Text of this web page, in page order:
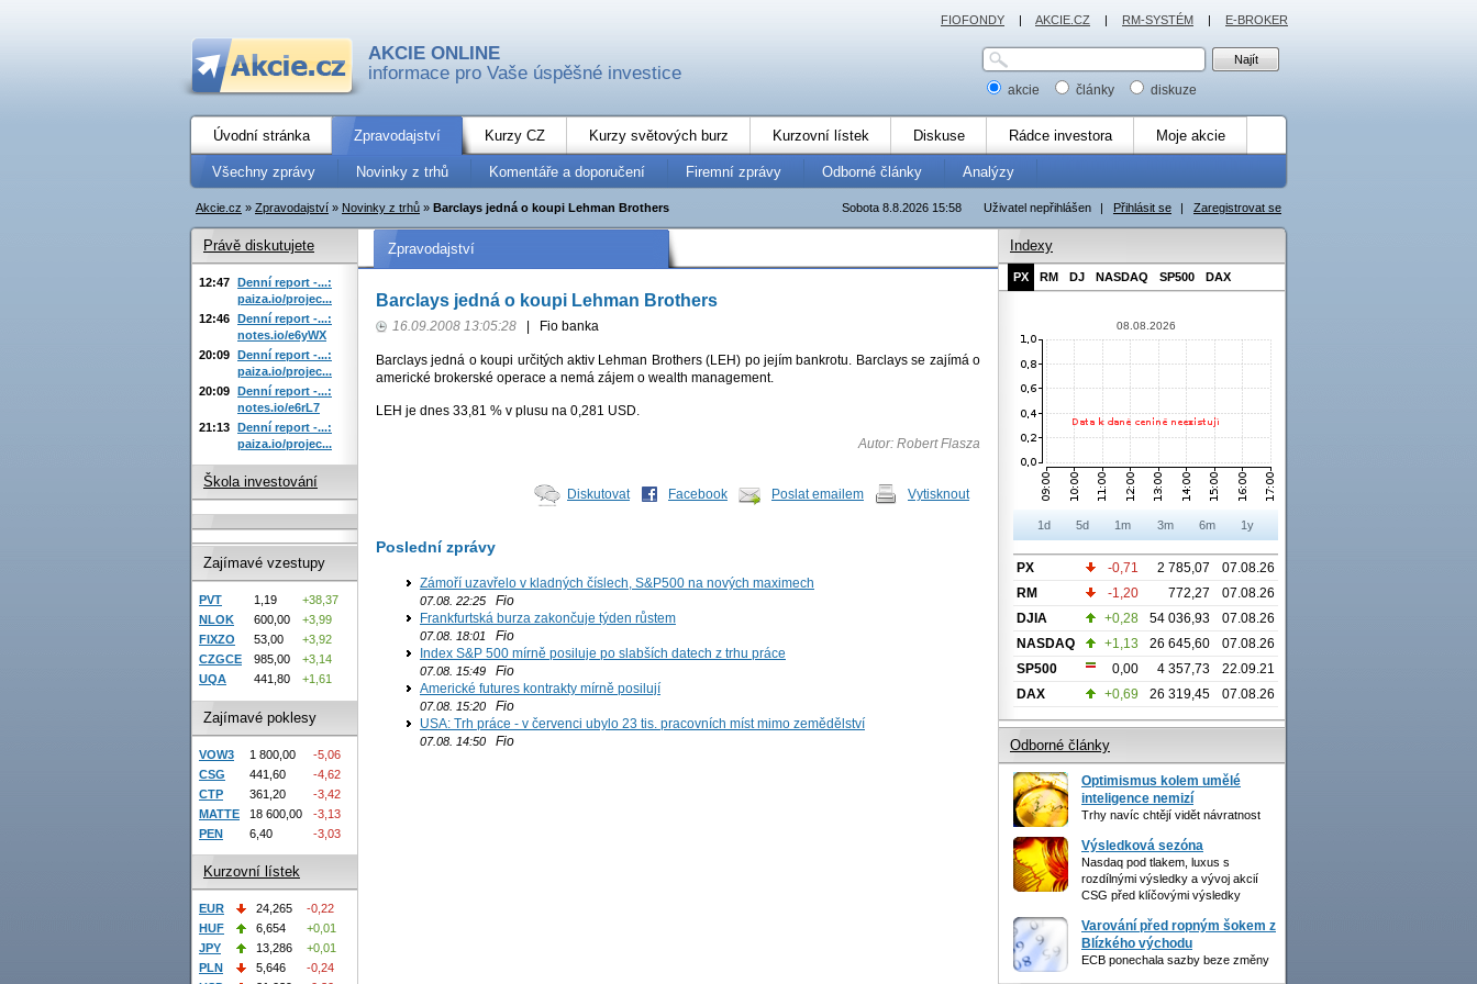
AKCIE ONLINE
informace pro Vaše úspěšné investice
akcie články diskuze
Úvodní stránka Zpravodajství Kurzy CZ Kurzy světových burz Kurzovní lístek Diskuse Rádce investora Moje akcie
Všechny zprávy Novinky z trhů Komentáře a doporučení Firemní zprávy Odborné články Analýzy
Uživatel nepřihlášen | Přihlásit se | Zaregistrovat se
Sobota 8.8.2026 15:58
Akcie.cz » Zpravodajství » Novinky z trhů » Barclays jedná o koupi Lehman Brothers
Zpravodajství
Barclays jedná o koupi Lehman Brothers
16.09.2008 13:05:28 Fio banka
Barclays jedná o koupi určitých aktiv Lehman Brothers (LEH) po jejím bankrotu. Barclays se zajímá o
americké brokerské operace a nemá zájem o wealth management.
LEH je dnes 33,81 % v plusu na 0,281 USD.
Autor: Robert Flasza
Diskutovat Facebook Poslat emailem Vytisknout
Poslední zprávy
Zámoří uzavřelo v kladných číslech, S&P500 na nových maximech
07.08. 22:25 Fio
Frankfurtská burza zakončuje týden růstem
07.08. 18:01
Fio
Index S&P 500 mírně posiluje po slabších datech z trhu práce
07.08. 15:49 Fio
Americké futures kontrakty mírně posilují
07.08. 15:20 Fio
USA: Trh práce - v červenci ubylo 23 tis. pracovních míst mimo zemědělství
07.08. 14:50 Fio
Právě diskutujete
12:47 Denní report -...:
paiza.io/projec...
12:46 Denní report -...:
notes.io/e6yWX
20:09 Denní report -...:
paiza.io/projec...
20:09 Denní report -...:
notes.io/e6rL7
21:13 Denní report -...:
paiza.io/projec...
Škola investování
Zajímavé vzestupy
PVT 1,19
+38,37
NLOK
600,00
+3,99
FIXZO
53,00
+3,92
CZGCE
985,00
+3,14
UQA
441,80 +1,61
Zajímavé poklesy
VOW3 1 800,00
-5,06
CSG
441,60
-4,62
CTP
361,20
-3,42
MATTE
18 600,00
-3,13
PEN
6,40 -3,03
Kurzovní lístek
EUR 24,265
-0,22
HUF
6,654
+0,01
JPY
13,286
+0,01
PLN
5,646
-0,24
Indexy
PX RM DJ NASDAQ SP500 DAX
08.08.2026
1d 5d 1m 3m 6m 1y
PX -0,71 2 785,07
07.08.26
RM
-1,20 772,27
07.08.26
DJIA
+0,28 54 036,93
07.08.26
NASDAQ
+1,13 26 645,60
07.08.26
SP500
0,00 4 357,73
22.09.21
DAX
+0,69 26 319,45 07.08.26
Odborné články
Optimismus kolem umělé
inteligence nemizí
Trhy navíc chtějí vidět návratnost
Výsledková sezóna
Nasdaq pod tlakem, luxus s
rozdílnými výsledky a vývoj akcií
CSG před klíčovými výsledky
Varování před ropným šokem z
Blízkého východu
ECB ponechala sazby beze změny
FIOFONDY | AKCIE.CZ | RM-SYSTÉM | E-BROKER